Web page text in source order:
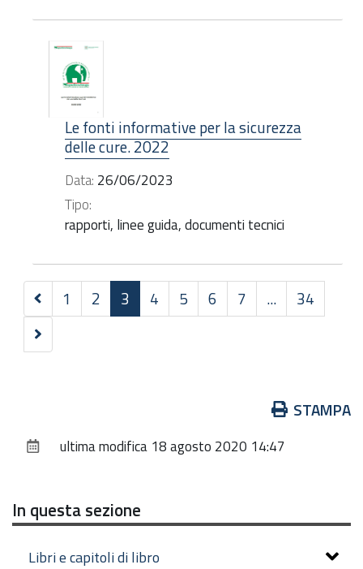
Le fonti informative per la sicurezza
delle cure. 2022
Data: 26/06/2023
Tipo:
rapporti, linee guida, documenti tecnici
Precedenti
30
elementi
1 2 3 4 5 6 7 ...
34
Successivi
30
documento
STAMPA
ultima modifica 18 agosto 2020 14:47
In questa sezione
Libri e capitoli di libro